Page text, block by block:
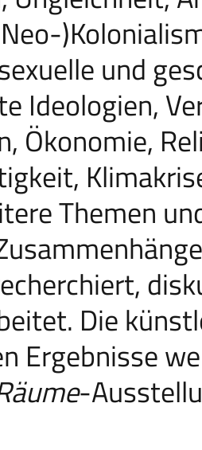
und
Ideologien,
Ökonomie,
Themen
Die
Ergebnisse
-